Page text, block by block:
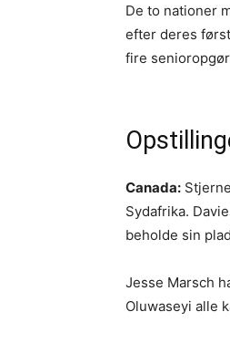
De to nationer
efter deres
fire
Canada:
Sydafrika.
beholde sin
Jesse Marsch
Oluwaseyi alle